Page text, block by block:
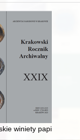
of the diocese of
winiety papierów